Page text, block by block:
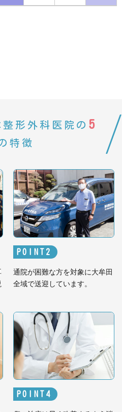
形外科医院の 5
特徴
POINT
通院が困難な方を対象に大牟田
全域で送迎しています。
POINT